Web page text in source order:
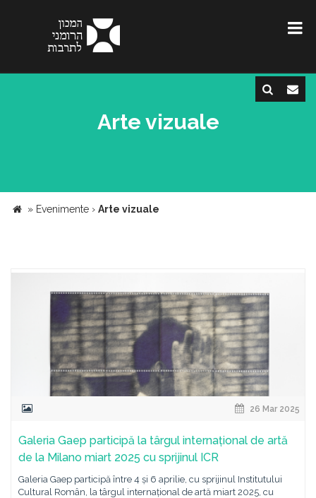
Arte vizuale
» Evenimente › Arte vizuale
26 Mar 2025
Galeria Gaep participă la târgul internațional de artă
de la Milano miart 2025 cu sprijinul ICR
Galeria Gaep participă între 4 și 6 aprilie, cu sprijinul Institutului
Cultural Român, la târgul internațional de artă miart 2025, cu